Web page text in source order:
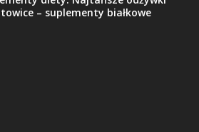
– suplementy białkowe